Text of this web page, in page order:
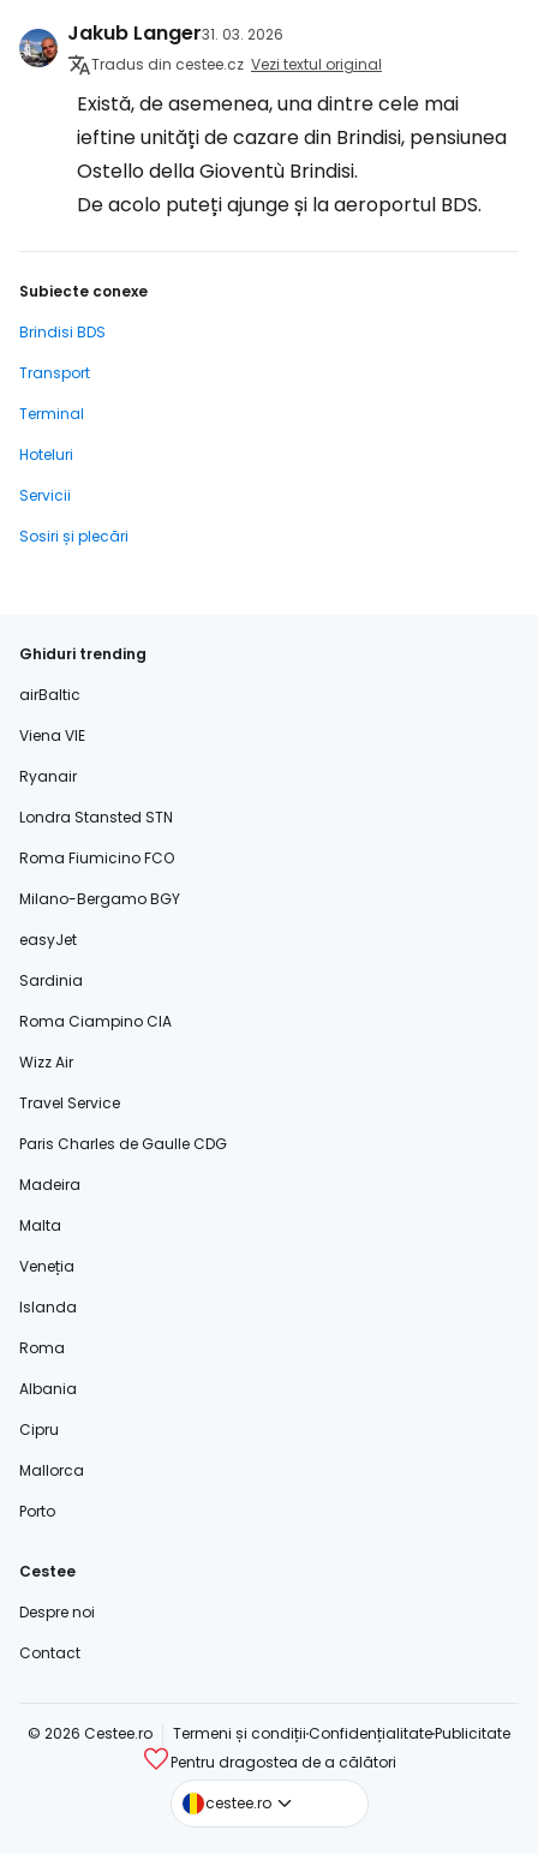
Jakub Langer31. 03. 2026
Tradus din cestee.cz Vezi textul original
Există, de asemenea, una dintre cele mai
ieftine unități de cazare din Brindisi, pensiunea
Ostello della Gioventù Brindisi.
De acolo puteți ajunge și la aeroportul BDS.
Subiecte conexe
Brindisi BDS
Transport
Terminal
Hoteluri
Servicii
Sosiri și plecări
Ghiduri trending
airBaltic
Viena VIE
Ryanair
Londra Stansted STN
Roma Fiumicino FCO
Milano-Bergamo BGY
easyJet
Sardinia
Roma Ciampino CIA
Wizz Air
Travel Service
Paris Charles de Gaulle CDG
Madeira
Malta
Veneția
Islanda
Roma
Albania
Cipru
Mallorca
Porto
Cestee
Despre noi
Contact
© 2026 Cestee.ro Termeni și condițiiConfidențialitatePublicitate
Pentru dragostea de a călători
cestee.ro
cestee.com
cestee.sk